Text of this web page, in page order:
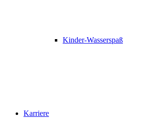
Kinder-Wasserspaß
Karriere